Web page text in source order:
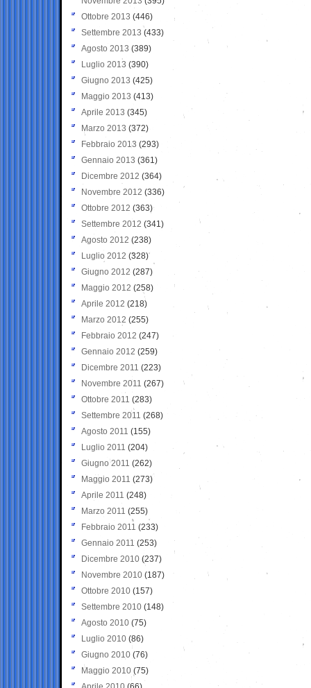
Ottobre 2013 (446)
Settembre 2013 (433)
Agosto 2013 (389)
Luglio 2013 (390)
Giugno 2013 (425)
Maggio 2013 (413)
Aprile 2013 (345)
Marzo 2013 (372)
Febbraio 2013 (293)
Gennaio 2013 (361)
Dicembre 2012 (364)
Novembre 2012 (336)
Ottobre 2012 (363)
Settembre 2012 (341)
Agosto 2012 (238)
Luglio 2012 (328)
Giugno 2012 (287)
Maggio 2012 (258)
Aprile 2012 (218)
Marzo 2012 (255)
Febbraio 2012 (247)
Gennaio 2012 (259)
Dicembre 2011 (223)
Novembre 2011 (267)
Ottobre 2011 (283)
Settembre 2011 (268)
Agosto 2011 (155)
Luglio 2011 (204)
Giugno 2011 (262)
Maggio 2011 (273)
Aprile 2011 (248)
Marzo 2011 (255)
Febbraio 2011 (233)
Gennaio 2011 (253)
Dicembre 2010 (237)
Novembre 2010 (187)
Ottobre 2010 (157)
Settembre 2010 (148)
Agosto 2010 (75)
Luglio 2010 (86)
Giugno 2010 (76)
Maggio 2010 (75)